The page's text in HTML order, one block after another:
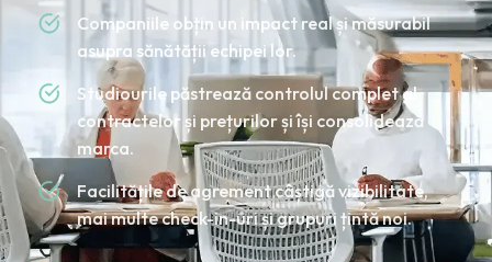
Companiile obțin un impact real și măsurabil
asupra sănătății echipei lor.
Studiourile păstrează controlul complet al
contractelor și prețurilor și își consolidează
marca.
Facilitățile de agrement câștigă vizibilitate,
mai multe check-in-uri și grupuri țintă noi.